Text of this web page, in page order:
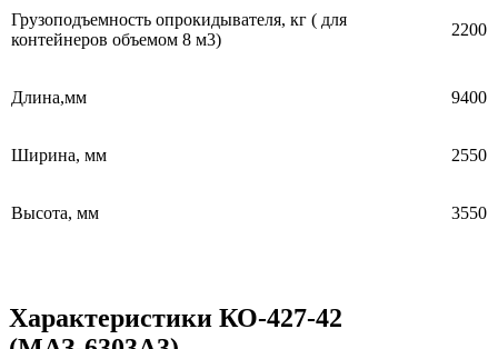
Грузоподъемность опрокидывателя, кг ( для
контейнеров объемом 8 м3)
2200
Длина,мм 9400
Ширина, мм 2550
Высота, мм 3550
Характеристики КО-427-42